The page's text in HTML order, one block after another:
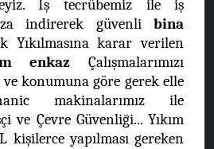
İş tecrübemiz ile iş
indirerek güvenlibina
Yıkılmasına karar verilen
enkazÇalışmalarımızı
konumuna göre gerek elle
makinalarımız ile
ve Çevre Güvenliği... Yıkım
kişilerce yapılması gereken